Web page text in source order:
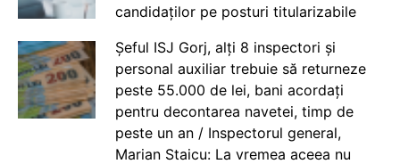
candidaților pe posturi titularizabile
Șeful ISJ Gorj, alți 8 inspectori și
personal auxiliar trebuie să returneze
peste 55.000 de lei, bani acordați
pentru decontarea navetei, timp de
peste un an / Inspectorul general,
Marian Staicu: La vremea aceea nu